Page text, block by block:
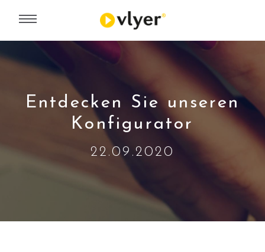
Entdecken Sie unseren
Konfigurator
22.09.2020